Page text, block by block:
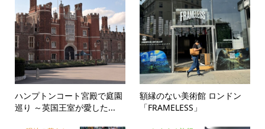
ハンプトンコート宮殿で庭園
巡り ～英国王室が愛した...
額縁のない美術館 ロンドン
「FRAMELESS」